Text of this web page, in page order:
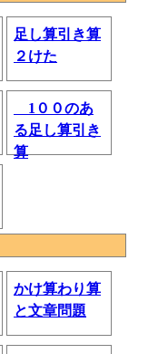
足し算引き算
２けた
1００のあ
る足し算引き
算
かけ算わり算
と文章問題